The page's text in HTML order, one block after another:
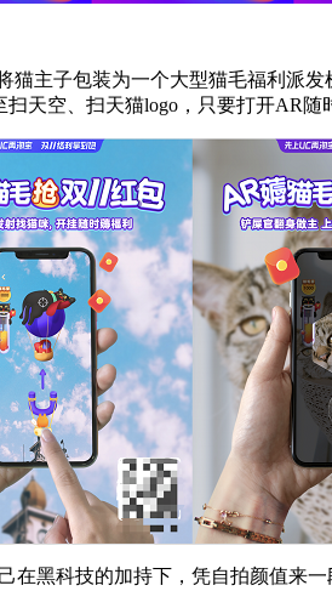
猫主子包装为一个大型猫毛福利派
天空、扫天猫logo，只要打开AR随
黑科技的加持下，凭自拍颜值来